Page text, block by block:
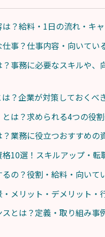
？給料・1日の流れ・キ
事？仕事内容・向いて
事務に必要なスキルや
？企業が対策しておくべ
は？求められる4つの役
業務に役立つおすすめの
10選！スキルアップ・転
の？役割・給料・向い
メリット・デメリット・
とは？定義・取り組み